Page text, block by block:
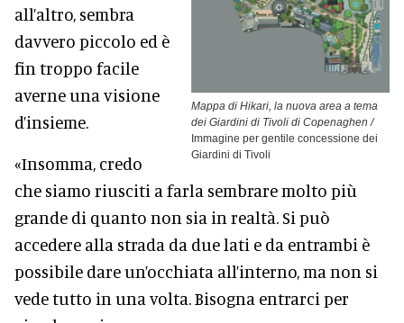
Mappa di Hikari, la nuova area a tema
dei Giardini di Tivoli di Copenaghen /
Immagine per gentile concessione dei
Giardini di Tivoli
all’altro, sembra
davvero piccolo ed è
fin troppo facile
averne una visione
d’insieme.
«Insomma, credo
che siamo riusciti a farla sembrare molto più
grande di quanto non sia in realtà. Si può
accedere alla strada da due lati e da entrambi è
possibile dare un’occhiata all’interno, ma non si
vede tutto in una volta. Bisogna entrarci per